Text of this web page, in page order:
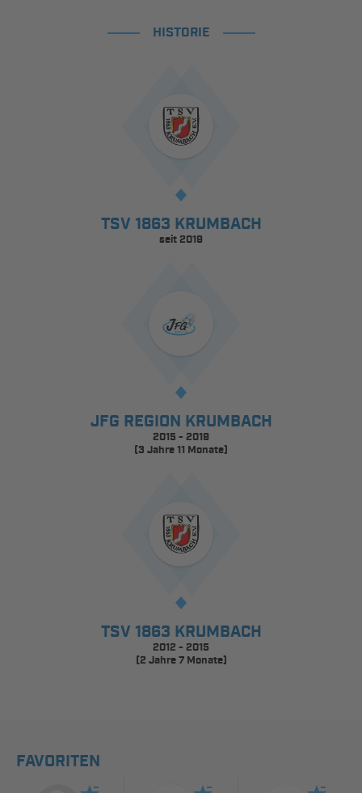
HISTORIE
TSV 1863 KRUMBACH
seit 2019
JFG REGION KRUMBACH
2015 - 2019
(3 Jahre 11 Monate)
TSV 1863 KRUMBACH
2012 - 2015
(2 Jahre 7 Monate)
FAVORITEN